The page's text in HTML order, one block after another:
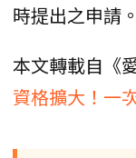
時提出之申請。
本文轉載自《
資格擴大！一